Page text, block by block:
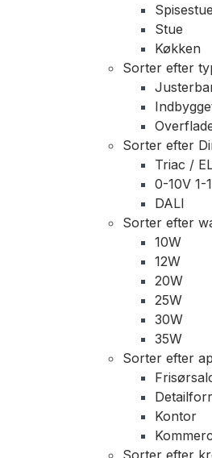
Spisestue
Stue
Køkken
Sorter efter
Sorter efter
Triac /
0-10V 1-
DALI
Sorter efter
10W
12W
20W
25W
30W
35W
Sorter efter
Kontor
Sorter efter